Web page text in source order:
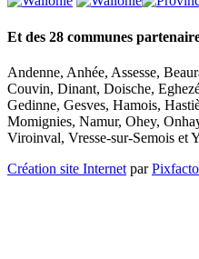
Et des 28 communes
Andenne, Anhée, Assesse,
Couvin, Dinant, Doische,
Gedinne, Gesves, Hamois,
Momignies, Namur, Ohey,
Viroinval, Vresse-sur-Semois et
Création site Internet par